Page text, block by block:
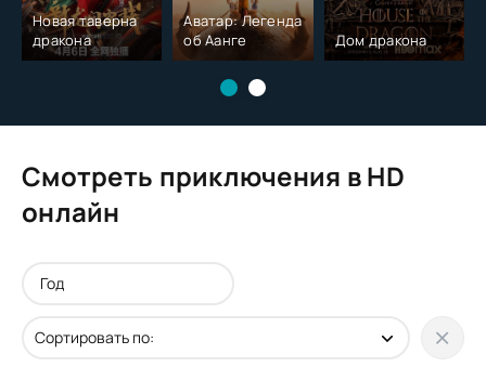
Новая таверна
дракона
Аватар: Легенда
об Аанге
Дом дракона
Смотреть приключения в HD
онлайн